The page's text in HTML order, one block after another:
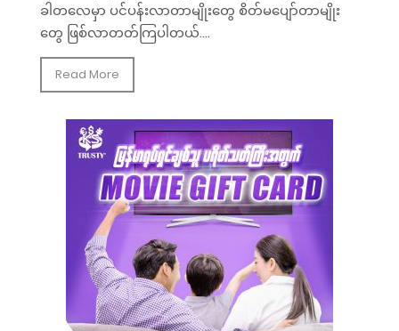
ခါတလေမှာ ပင်ပန်းလာတာမျိုးတွေ စိတ်မပျော်တာမျိုး
တွေ ဖြစ်လာတတ်ကြပါတယ်....
Read More